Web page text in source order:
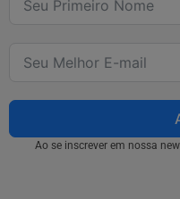
Ao se inscrever em nossa